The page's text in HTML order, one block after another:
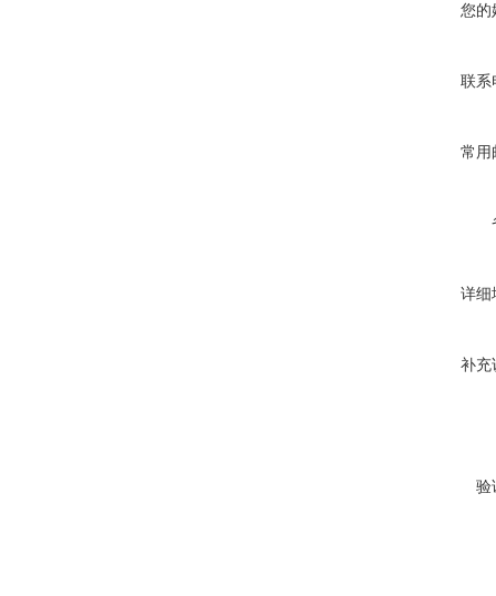
您的
联系
常用
详细
补充
验